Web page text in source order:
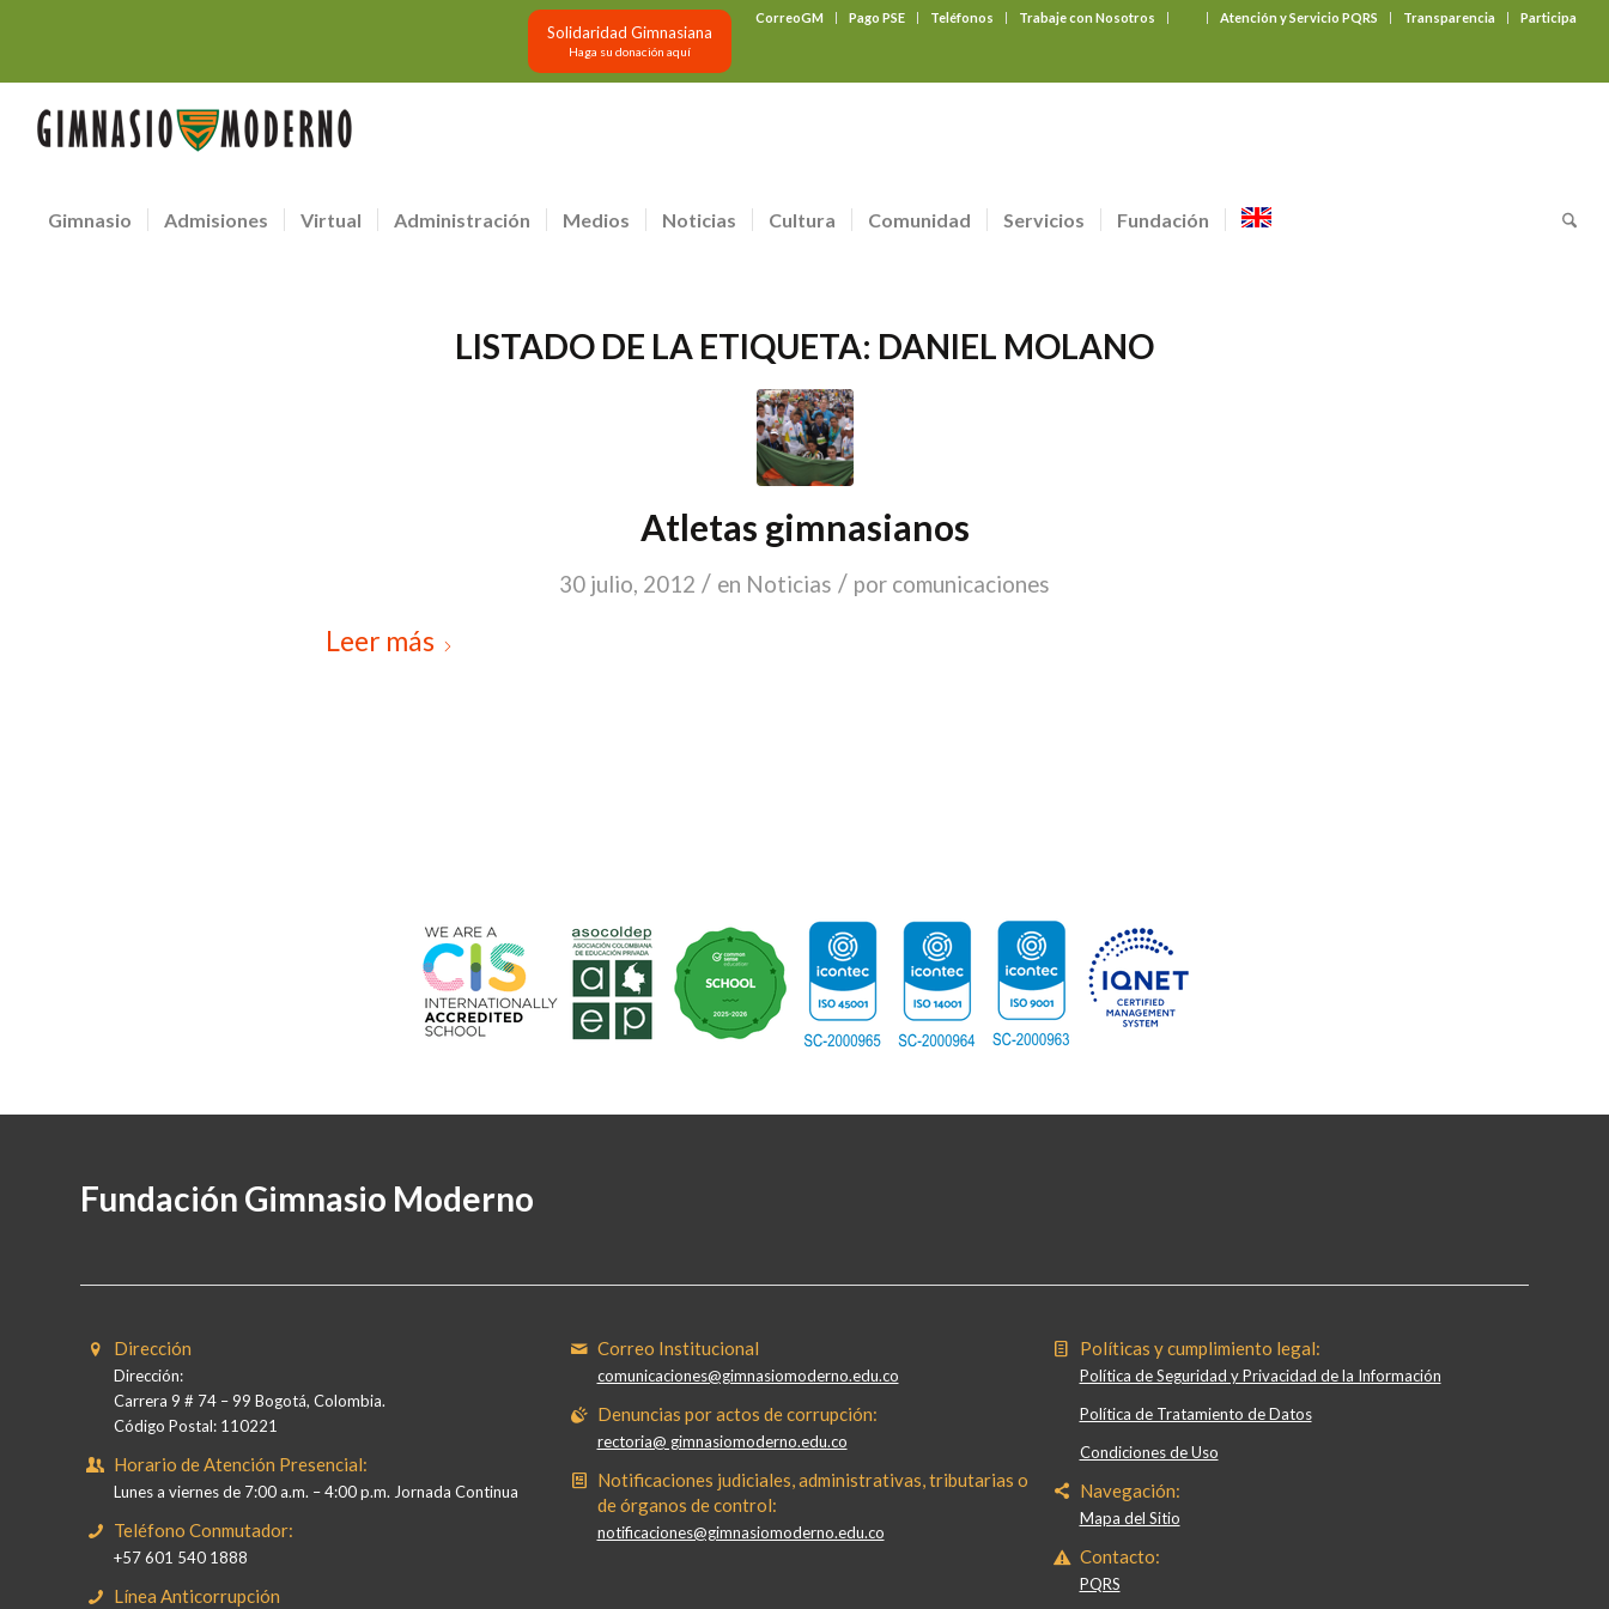
CorreoGM Pago PSE Teléfonos Trabaje con Nosotros Atención y Servicio PQRS Transparencia Participa
Solidaridad Gimnasiana
Haga su donación aquí
Gimnasio Admisiones Virtual Administración Medios Noticias Cultura Comunidad Servicios Fundación
LISTADO DE LA ETIQUETA: DANIEL MOLANO
Atletas gimnasianos
30 julio, 2012 / en Noticias / por comunicaciones
Leer más
Fundación Gimnasio Moderno
Dirección
Dirección:
Carrera 9 # 74 – 99 Bogotá, Colombia.
Código Postal: 110221
Horario de Atención Presencial:
Lunes a viernes de 7:00 a.m. – 4:00 p.m. Jornada Continua
Teléfono Conmutador:
+57 601 540 1888
Línea Anticorrupción
Correo Institucional
comunicaciones@gimnasiomoderno.edu.co
Denuncias por actos de corrupción:
rectoria@ gimnasiomoderno.edu.co
Notificaciones judiciales, administrativas, tributarias o
de órganos de control:
notificaciones@gimnasiomoderno.edu.co
Políticas y cumplimiento legal:
Política de Seguridad y Privacidad de la Información
Política de Tratamiento de Datos
Condiciones de Uso
Navegación:
Mapa del Sitio
Contacto:
PQRS